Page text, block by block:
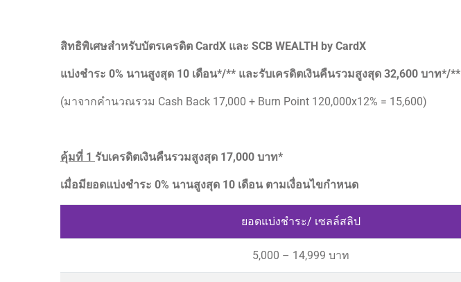
สิทธิพิเศษสำหรับบัตรเครดิต CardX และ SCB WEALTH by CardX
แบ่งชำระ 0% นานสูงสุด 10 เดือน*/** และรับเครดิตเงินคืนรวมสูงสุด 32,600 บาท*/**
(มาจากคำนวณรวม Cash Back 17,000 + Burn Point 120,000x12% = 15,600)
คุ้มที่ 1 รับเครดิตเงินคืนรวมสูงสุด 17,000 บาท*
เมื่อมียอดแบ่งชำระ 0% นานสูงสุด 10 เดือน ตามเงื่อนไขกำหนด
ยอดแบ่งชำระ/ เซลล์สลิป
5,000 – 14,999 บาท